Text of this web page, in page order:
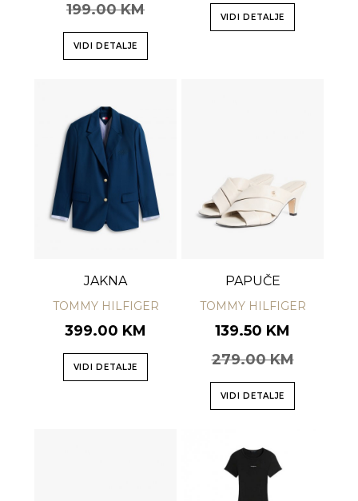
199.00 KM
VIDI DETALJE
VIDI DETALJE
JAKNA
TOMMY HILFIGER
399.00 KM
VIDI DETALJE
PAPUČE
TOMMY HILFIGER
139.50 KM
279.00 KM
VIDI DETALJE